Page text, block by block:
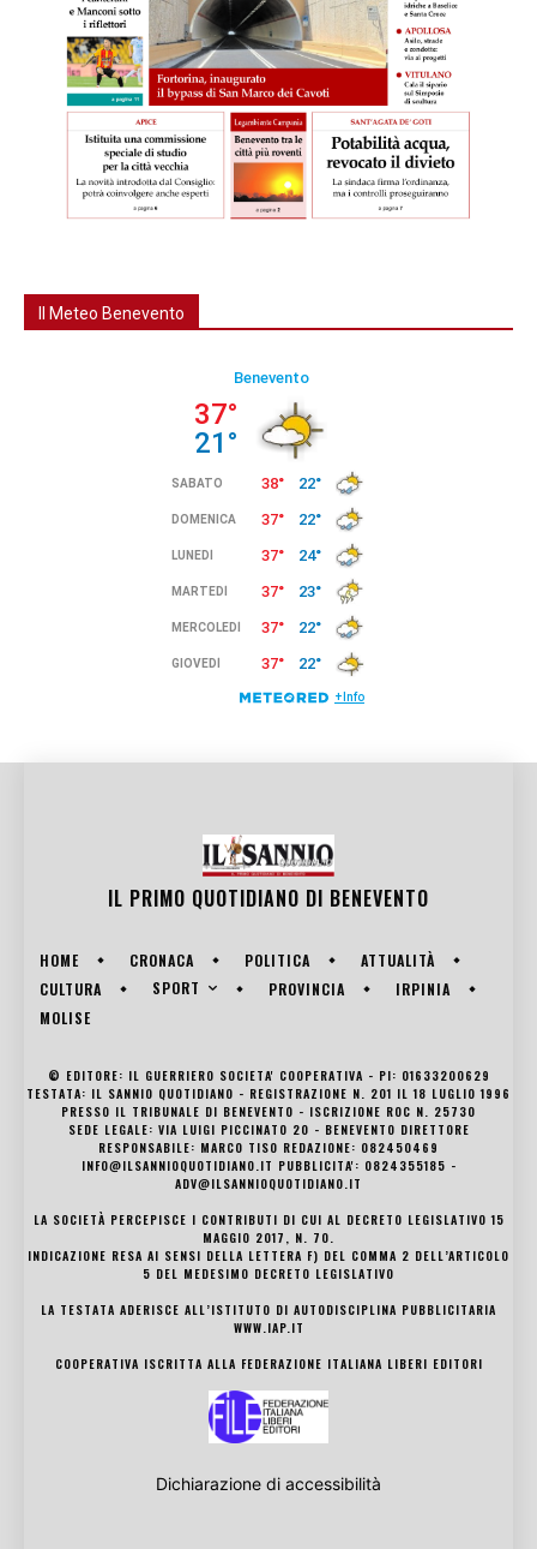
Il Meteo Benevento
IL PRIMO QUOTIDIANO DI BENEVENTO
HOME CRONACA POLITICA
ATTUALITÀ
CULTURA
SPORT PROVINCIA
IRPINIA
MOLISE
© EDITORE: IL GUERRIERO SOCIETA' COOPERATIVA - PI: 01633200629
TESTATA: IL SANNIO QUOTIDIANO - REGISTRAZIONE N. 201 IL 18 LUGLIO 1996
PRESSO IL TRIBUNALE DI BENEVENTO - ISCRIZIONE ROC N. 25730
SEDE LEGALE: VIA LUIGI PICCINATO 20 - BENEVENTO DIRETTORE
RESPONSABILE: MARCO TISO REDAZIONE: 082450469
INFO@ILSANNIOQUOTIDIANO.IT PUBBLICITA': 0824355185 -
ADV@ILSANNIOQUOTIDIANO.IT
LA SOCIETÀ PERCEPISCE I CONTRIBUTI DI CUI AL DECRETO LEGISLATIVO 15
MAGGIO 2017, N. 70.
INDICAZIONE RESA AI SENSI DELLA LETTERA F) DEL COMMA 2 DELL’ARTICOLO
5 DEL MEDESIMO DECRETO LEGISLATIVO
LA TESTATA ADERISCE ALL’ISTITUTO DI AUTODISCIPLINA PUBBLICITARIA
WWW.IAP.IT
COOPERATIVA ISCRITTA ALLA FEDERAZIONE ITALIANA LIBERI EDITORI
Dichiarazione di accessibilità